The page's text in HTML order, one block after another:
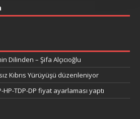
Dilinden – Şifa Alçıcıoğlu
Kıbrıs Yürüyüşü düzenleniyor
TDP-DP fiyat ayarlaması yaptı